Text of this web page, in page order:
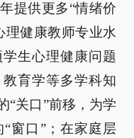
提供更多“情绪价
理健康教师专业水
生心理健康问题
育学等多学科知
“关口”前移，为学
窗口”；在家庭层